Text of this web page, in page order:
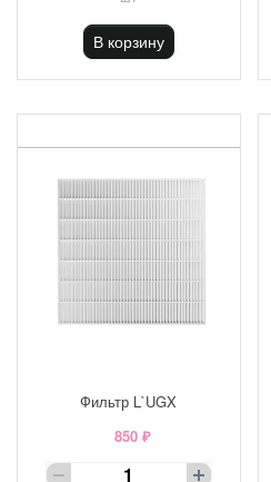
В корзину
Фильтр L`UGX
850 ₽